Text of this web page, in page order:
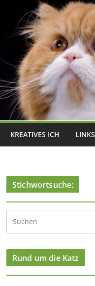
KREATIVES ICH LINKS
Stichwortsuche:
Rund um die Katz